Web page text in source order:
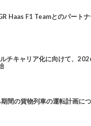
Haas F1 Teamとのパート
ルチキャリア化に向けて、
間の貨物列車の運転計画に